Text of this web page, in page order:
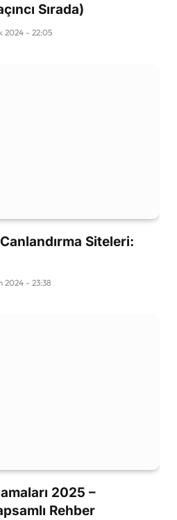
Sırada)
2024 - 22:05
Siteleri:
2024 - 23:38
2025 –
Rehber